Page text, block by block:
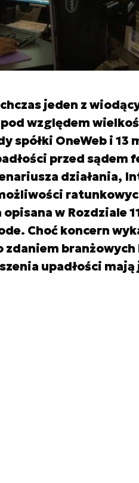
jeden z
względem
spółki OneWeb i 13
przed sądem
działania,
opisana w Rozdziale
Choć koncern
zdaniem
upadłości